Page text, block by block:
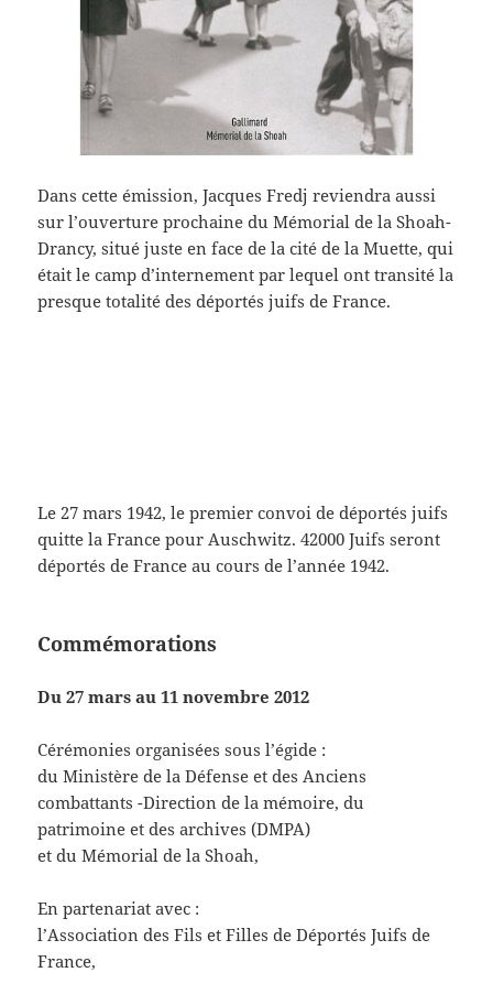
Dans cette émission, Jacques Fredj reviendra aussi
sur l’ouverture prochaine du Mémorial de la Shoah-
Drancy, situé juste en face de la cité de la Muette, qui
était le camp d’internement par lequel ont transité la
presque totalité des déportés juifs de France.
Le 27 mars 1942, le premier convoi de déportés juifs
quitte la France pour Auschwitz. 42000 Juifs seront
déportés de France au cours de l’année 1942.
Commémorations
Du 27 mars au 11 novembre 2012
Cérémonies organisées sous l’égide :
du Ministère de la Défense et des Anciens
combattants -Direction de la mémoire, du
patrimoine et des archives (DMPA)
et du Mémorial de la Shoah,
En partenariat avec :
l’Association des Fils et Filles de Déportés Juifs de
France,